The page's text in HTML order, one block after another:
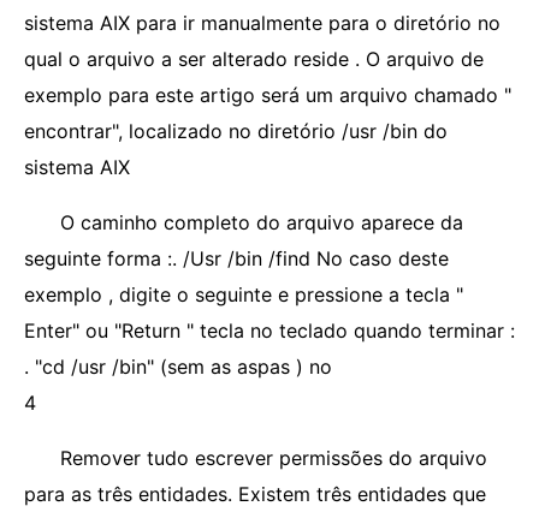
sistema AIX para ir manualmente para o diretório no
qual o arquivo a ser alterado reside . O arquivo de
exemplo para este artigo será um arquivo chamado "
encontrar", localizado no diretório /usr /bin do
sistema AIX
O caminho completo do arquivo aparece da
seguinte forma :. /Usr /bin /find No caso deste
exemplo , digite o seguinte e pressione a tecla "
Enter" ou "Return " tecla no teclado quando terminar :
. "cd /usr /bin" (sem as aspas ) no
4
Remover tudo escrever permissões do arquivo
para as três entidades. Existem três entidades que